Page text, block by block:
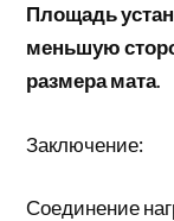
Площадь
меньшую
размера мата.
Заключение:
Соединение